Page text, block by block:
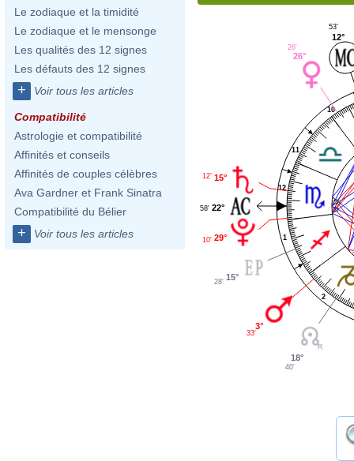
Le zodiaque et la timidité
Le zodiaque et le mensonge
Les qualités des 12 signes
Les défauts des 12 signes
+ Voir tous les articles
Compatibilité
Astrologie et compatibilité
Affinités et conseils
Affinités de couples célèbres
Ava Gardner et Frank Sinatra
Compatibilité du Bélier
+ Voir tous les articles 1
2
10
11
12
12°
53'
26°
26'
15°
12'
22°
58'
29°
10'
15°
28'
3°
33'
18°
40'